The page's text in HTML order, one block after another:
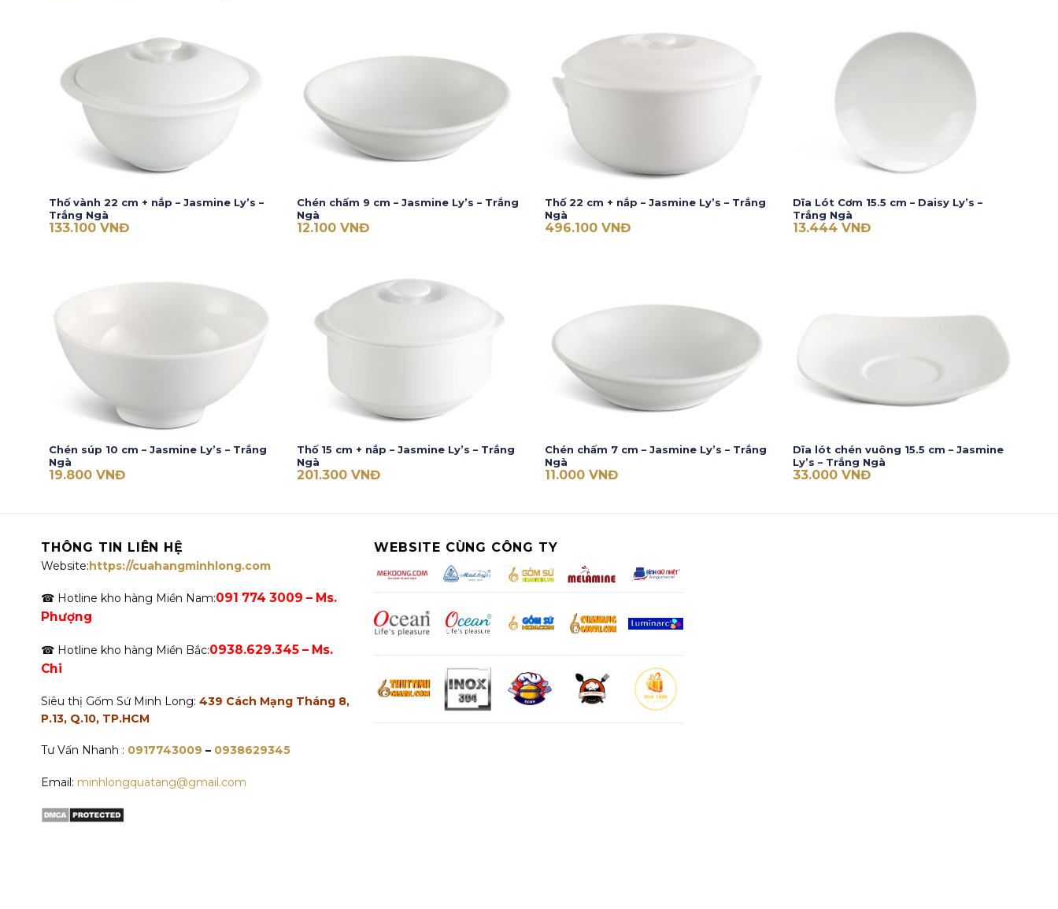
Thố vành 22 cm + nắp – Jasmine Ly’s –
Trắng Ngà
133.100 VNĐ
Chén chấm 9 cm – Jasmine Ly’s – Trắng
Ngà
12.100 VNĐ
Thố 22 cm + nắp – Jasmine Ly’s – Trắng
Ngà
496.100 VNĐ
Dĩa Lót Cơm 15.5 cm – Daisy Ly’s –
Trắng Ngà
13.444 VNĐ
Chén súp 10 cm – Jasmine Ly’s – Trắng
Ngà
19.800 VNĐ
Thố 15 cm + nắp – Jasmine Ly’s – Trắng
Ngà
201.300 VNĐ
Chén chấm 7 cm – Jasmine Ly’s – Trắng
Ngà
11.000 VNĐ
Dĩa lót chén vuông 15.5 cm – Jasmine
Ly’s – Trắng Ngà
33.000 VNĐ
THÔNG TIN LIÊN HỆ
Website:https://cuahangminhlong.com
☎ Hotline kho hàng Miền Nam:091 774 3009 – Ms.
Phượng
☎ Hotline kho hàng Miền Bắc:0938.629.345 – Ms.
Chi
Siêu thị Gốm Sứ Minh Long: 439 Cách Mạng Tháng 8,
P.13, Q.10, TP.HCM
Tư Vấn Nhanh : 0917743009 – 0938629345
Email: minhlongquatang@gmail.com
WEBSITE CÙNG CÔNG TY